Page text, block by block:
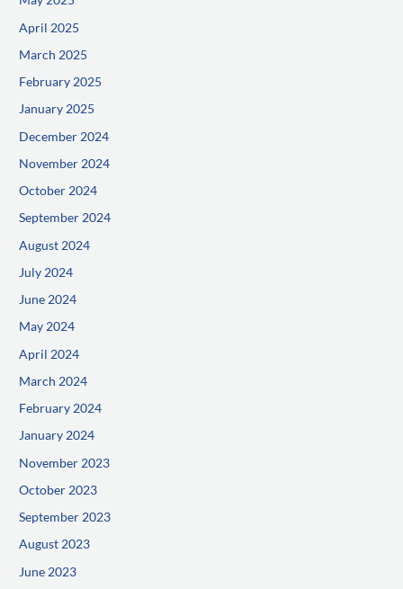
April 2025
March 2025
February 2025
January 2025
December 2024
November 2024
October 2024
September 2024
August 2024
July 2024
June 2024
May 2024
April 2024
March 2024
February 2024
January 2024
November 2023
October 2023
September 2023
August 2023
June 2023